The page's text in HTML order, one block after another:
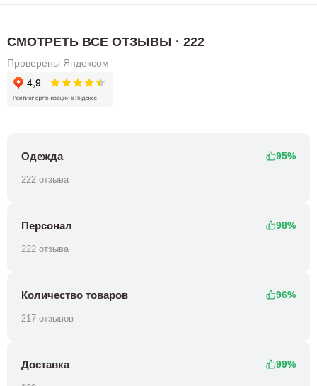
СМОТРЕТЬ ВСЕ ОТЗЫВЫ · 222
Проверены Яндексом
Одежда 95%
222 отзыва
Персонал 98%
222 отзыва
Количество товаров 96%
217 отзывов
Доставка 99%